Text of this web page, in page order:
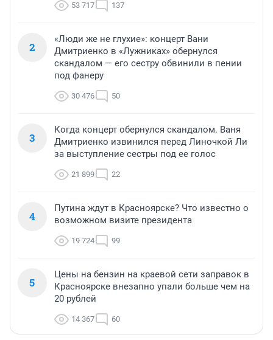
53 717 137
2
«Люди же не глухие»: концерт Вани
Дмитриенко в «Лужниках» обернулся
скандалом — его сестру обвинили в пении
под фанеру
30 476 50
3
Когда концерт обернулся скандалом. Ваня
Дмитриенко извинился перед Линочкой Ли
за выступление сестры под ее голос
21 899 22
4
Путина ждут в Красноярске? Что известно о
возможном визите президента
19 724 99
5
Цены на бензин на краевой сети заправок в
Красноярске внезапно упали больше чем на
20 рублей
14 367 60